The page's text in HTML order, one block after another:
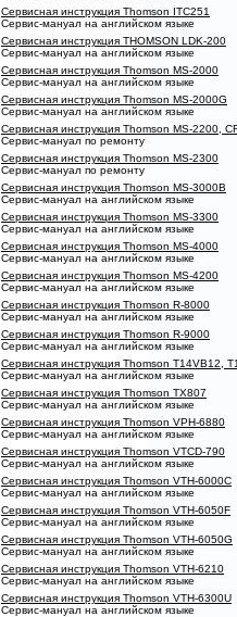
Сервисная инструкция Thomson ITC251
Сервис-мануал на английском языке
Сервисная инструкция THOMSON LDK-200
Сервис-мануал на английском языке
Сервисная инструкция Thomson MS-2000
Сервис-мануал на английском языке
Сервисная инструкция Thomson MS-2000G
Сервис-мануал на английском языке
Сервисная инструкция Thomson MS-2200,
Сервис-мануал по ремонту
Сервисная инструкция Thomson MS-2300
Сервис-мануал по ремонту
Сервисная инструкция Thomson MS-3000B
Сервис-мануал на английском языке
Сервисная инструкция Thomson MS-3300
Сервис-мануал на английском языке
Сервисная инструкция Thomson MS-4000
Сервис-мануал на английском языке
Сервисная инструкция Thomson MS-4200
Сервис-мануал на английском языке
Сервисная инструкция Thomson R-8000
Сервис-мануал на английском языке
Сервисная инструкция Thomson R-9000
Сервис-мануал на английском языке
Сервисная инструкция Thomson T14VB12,
Сервис-мануал на английском языке
Сервисная инструкция Thomson TX807
Сервис-мануал на английском языке
Сервисная инструкция Thomson VPH-6880
Сервис-мануал на английском языке
Сервисная инструкция Thomson VTCD-790
Сервис-мануал на английском языке
Сервисная инструкция Thomson VTH-6000C
Сервис-мануал на английском языке
Сервисная инструкция Thomson VTH-6050F
Сервис-мануал на английском языке
Сервисная инструкция Thomson VTH-6050G
Сервис-мануал на английском языке
Сервисная инструкция Thomson VTH-6210
Сервис-мануал на английском языке
Сервисная инструкция Thomson VTH-6300U
Сервис-мануал на английском языке